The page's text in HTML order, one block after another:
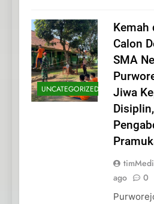
UNCATEGORIZED
Kemah
Calon
SMA
Jiwa
ago
0